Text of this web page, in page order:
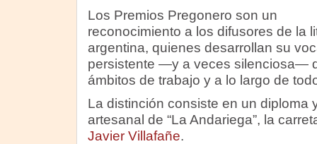
Los Premios Pregonero son un
reconocimiento a los difusores de la
argentina, quienes desarrollan su
persistente —y a veces silenciosa—
ámbitos de trabajo y a lo largo de
La distinción consiste en un diploma
artesanal de “La Andariega”, la
Javier Villafañe.